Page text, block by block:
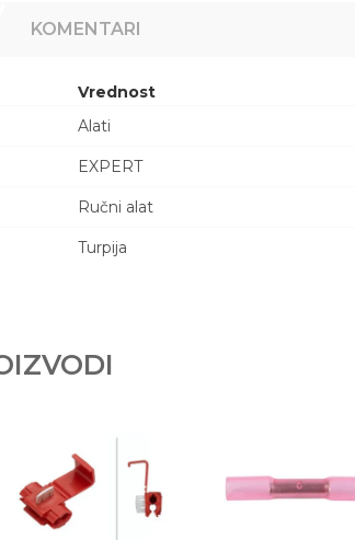
KOMENTARI
Vrednost
Alati
EXPERT
Ručni alat
Turpija